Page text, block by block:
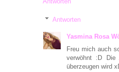
Antworten
Yasmina Rosa
Freu mich auch
verwöhnt :D
überzeugen wird